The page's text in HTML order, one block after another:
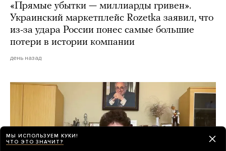
«Прямые убытки — миллиарды гривен».
Украинский маркетплейс Rozetka заявил, что
из-за удара России понес самые большие
потери в истории компании
день назад
МЫ ИСПОЛЬЗУЕМ КУКИ!
ЧТО ЭТО ЗНАЧИТ?